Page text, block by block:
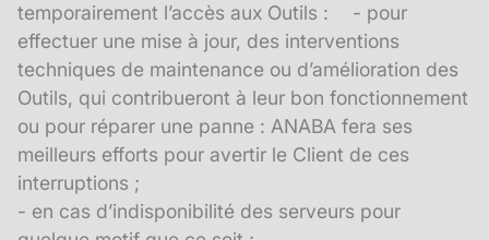
temporairement l’accès aux Outils : - pour
effectuer une mise à jour, des interventions
techniques de maintenance ou d’amélioration des
Outils, qui contribueront à leur bon fonctionnement
ou pour réparer une panne : ANABA fera ses
meilleurs efforts pour avertir le Client de ces
interruptions ;
- en cas d’indisponibilité des serveurs pour